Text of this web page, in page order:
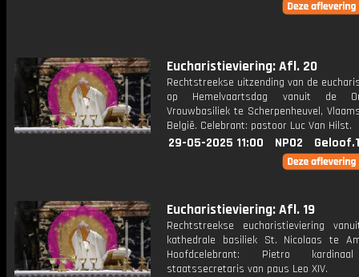
Eucharistieviering: Afl. 20
Rechtstreekse uitzending van de
op Hemelvaartsdag vanuit de
Vrouwbasiliek te Scherpenheuvel,
België. Celebrant: pastoor Luc Van Hilst.
29-05-2025 11:00 NPO2
Eucharistieviering: Afl. 19
Rechtstreekse eucharistieviering
kathedrale basiliek St. Nicolaas te
Hoofdcelebrant: Pietro
staatssecretaris van paus Leo XIV.